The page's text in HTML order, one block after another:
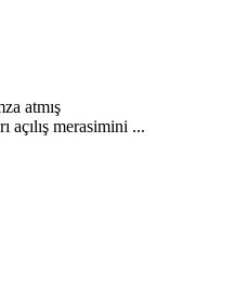
atmış
açılış merasimini ...